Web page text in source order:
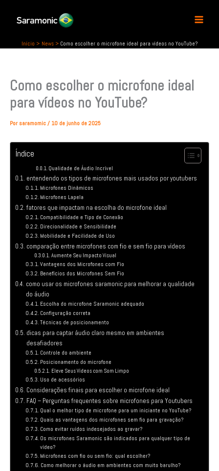
conteúdoInício News Como escolher o microfone ideal para vídeos no YouTube?
Como escolher o microfone ideal
para vídeos no YouTube?
Por saramomic / 10 de junho de 2025
Índice
Qualidade de Áudio Incrível
entendendo os tipos de microfones mais usados por youtubers
Microfones Dinâmicos
Microfones Lapela
fatores que impactam na escolha do microfone ideal
Compatibilidade e Tipo de Conexão
Direcionalidade e Sensibilidade
Mobilidade e Facilidade de Uso
comparação entre microfones com fio e sem fio para vídeos
Aumente Seu Impacto Visual
Vantagens dos Microfones com Fio
Benefícios dos Microfones Sem Fio
como usar os microfones saramonic para melhorar a qualidade
do áudio
Escolha do microfone Saramonic adequado
Configuração correta
Técnicas de posicionamento
dicas para captar áudio claro mesmo em ambientes
desafiadores
Controle do ambiente
Posicionamento do microfone
Eleve Seus Vídeos com Som Limpo
Uso de acessórios
Considerações finais para escolher o microfone ideal
FAQ – Perguntas frequentes sobre microfones para Youtubers
Qual o melhor tipo de microfone para um iniciante no YouTube?
Quais as vantagens dos microfones sem fio para gravação?
Como evitar ruídos indesejados ao gravar?
Os microfones Saramonic são indicados para qualquer tipo de
vídeo?
Microfones com fio ou sem fio: qual escolher?
Como melhorar o áudio em ambientes com muito barulho?
r